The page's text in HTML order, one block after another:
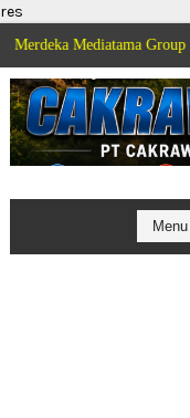
res
Group